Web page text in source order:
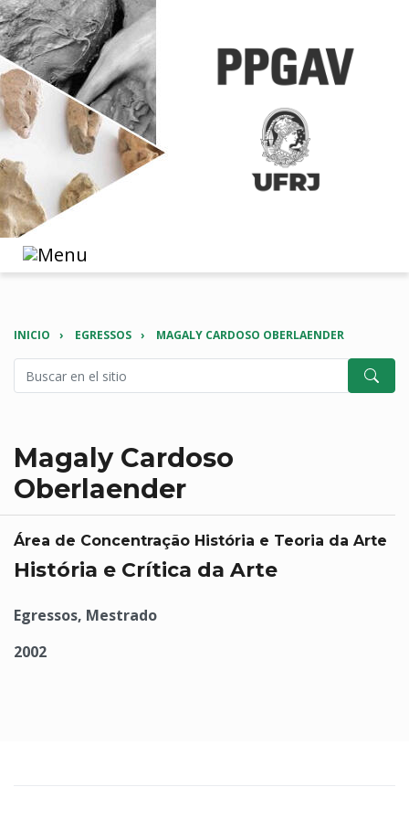
INICIO EGRESSOS MAGALY CARDOSO OBERLAENDER
Magaly Cardoso
Oberlaender
Área de Concentração História e Teoria da Arte
História e Crítica da Arte
Egressos, Mestrado
2002